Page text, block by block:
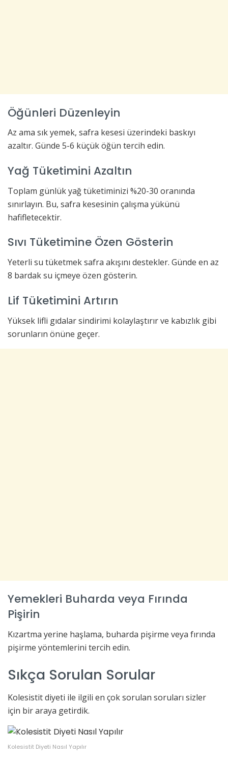
Öğünleri Düzenleyin
Az ama sık yemek, safra kesesi üzerindeki baskıyı
azaltır. Günde 5-6 küçük öğün tercih edin.
Yağ Tüketimini Azaltın
Toplam günlük yağ tüketiminizi %20-30 oranında
sınırlayın. Bu, safra kesesinin çalışma yükünü
hafifletecektir.
Sıvı Tüketimine Özen Gösterin
Yeterli su tüketmek safra akışını destekler. Günde en az
8 bardak su içmeye özen gösterin.
Lif Tüketimini Artırın
Yüksek lifli gıdalar sindirimi kolaylaştırır ve kabızlık gibi
sorunların önüne geçer.
Yemekleri Buharda veya Fırında
Pişirin
Kızartma yerine haşlama, buharda pişirme veya fırında
pişirme yöntemlerini tercih edin.
Sıkça Sorulan Sorular
Kolesistit diyeti ile ilgili en çok sorulan soruları sizler
için bir araya getirdik.
Kolesistit Diyeti Nasıl Yapılır